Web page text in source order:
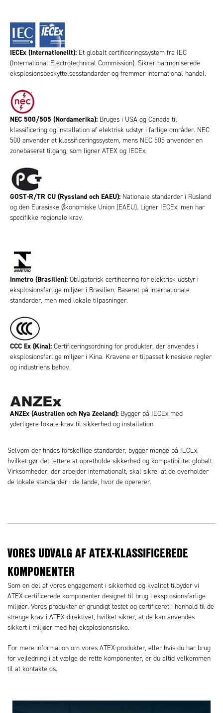
IECEx (Internationellt): Et globalt certificeringssystem fra IEC
(International Electrotechnical Commission). Sikrer harmoniserede
eksplosionsbeskyttelsesstandarder og fremmer international handel.
NEC 500/505 (Nordamerika): Bruges i USA og Canada til
klassificering og installation af elektrisk udstyr i farlige områder. NEC
500 anvender et klassificeringssystem, mens NEC 505 anvender en
zonebaseret tilgang, som ligner ATEX og IECEx.
GOST-R/TR CU (Ryssland och EAEU): Nationale standarder i Rusland
og den Eurasiske Økonomiske Union (EAEU). Ligner IECEx, men har
specifikke regionale krav.
Inmetro (Brasilien): Obligatorisk certificering for elektrisk udstyr i
eksplosionsfarlige miljøer i Brasilien. Baseret på internationale
standarder, men med lokale tilpasninger.
CCC Ex (Kina): Certificeringsordning for produkter, der anvendes i
eksplosionsfarlige miljøer i Kina. Kravene er tilpasset kinesiske regler
og industriens behov.
ANZEx (Australien och Nya Zeeland): Bygger på IECEx med
yderligere lokale krav til sikkerhed og installation.
Selvom der findes forskellige standarder, bygger mange på IECEx,
hvilket gør det lettere at opretholde sikkerhed og kompatibilitet globalt.
Virksomheder, der arbejder internationalt, skal sikre, at de overholder
de lokale standarder i de lande, hvor de opererer.
VORES UDVALG AF ATEX-KLASSIFICEREDE
KOMPONENTER
Som en del af vores engagement i sikkerhed og kvalitet tilbyder vi
ATEX-certificerede komponenter designet til brug i eksplosionsfarlige
miljøer. Vores produkter er grundigt testet og certificeret i henhold til de
strenge krav i ATEX-direktivet, hvilket sikrer, at de kan anvendes
sikkert i miljøer med høj eksplosionsrisiko.
For mere information om vores ATEX-produkter, eller hvis du har brug
for vejledning i at vælge de rette komponenter, er du altid velkommen
til at kontakte os.